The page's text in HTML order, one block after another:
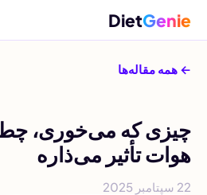
DietGenie
← همه مقاله‌ها
چیزی که می‌خوری،
هوات تأثیر می‌ذاره
22 سپتامبر 2025